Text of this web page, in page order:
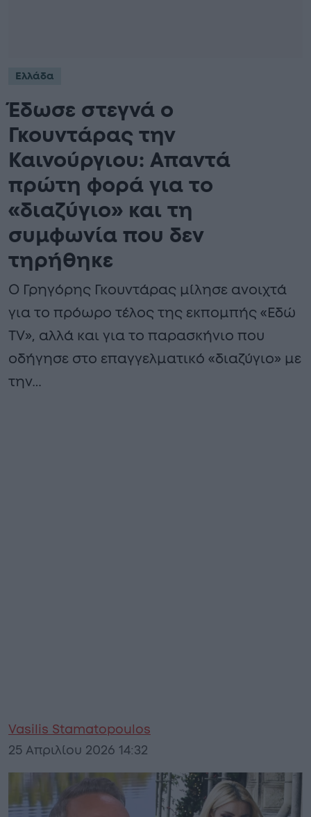
Ελλάδα
Έδωσε στεγνά ο
Γκουντάρας την
Καινούργιου: Απαντά
πρώτη φορά για το
«διαζύγιο» και τη
συμφωνία που δεν
τηρήθηκε
Ο Γρηγόρης Γκουντάρας μίλησε ανοιχτά
για το πρόωρο τέλος της εκπομπής «Εδώ
TV», αλλά και για το παρασκήνιο που
οδήγησε στο επαγγελματικό «διαζύγιο» με
την…
Vasilis Stamatopoulos
25 Απριλίου 2026 14:32